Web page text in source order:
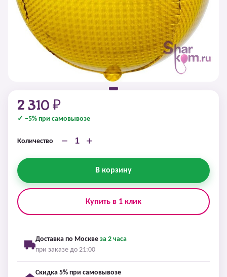
2 310 ₽
✓ −5% при самовывозе
Количество − +
В корзину
Купить в 1 клик
Доставка по Москве за 2 часа
при заказе до 21:00
Скидка 5% при самовывозе